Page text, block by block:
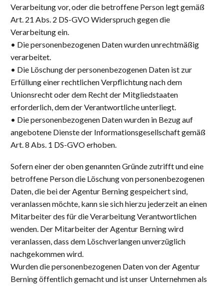
Verarbeitung vor, oder die betroffene Person legt gemäß
Art. 21 Abs. 2 DS-GVO Widerspruch gegen die
Verarbeitung ein.
• Die personenbezogenen Daten wurden unrechtmäßig
verarbeitet.
• Die Löschung der personenbezogenen Daten ist zur
Erfüllung einer rechtlichen Verpflichtung nach dem
Unionsrecht oder dem Recht der Mitgliedstaaten
erforderlich, dem der Verantwortliche unterliegt.
• Die personenbezogenen Daten wurden in Bezug auf
angebotene Dienste der Informationsgesellschaft gemäß
Art. 8 Abs. 1 DS-GVO erhoben.
Sofern einer der oben genannten Gründe zutrifft und eine
betroffene Person die Löschung von personenbezogenen
Daten, die bei der Agentur Berning gespeichert sind,
veranlassen möchte, kann sie sich hierzu jederzeit an einen
Mitarbeiter des für die Verarbeitung Verantwortlichen
wenden. Der Mitarbeiter der Agentur Berning wird
veranlassen, dass dem Löschverlangen unverzüglich
nachgekommen wird.
Wurden die personenbezogenen Daten von der Agentur
Berning öffentlich gemacht und ist unser Unternehmen als